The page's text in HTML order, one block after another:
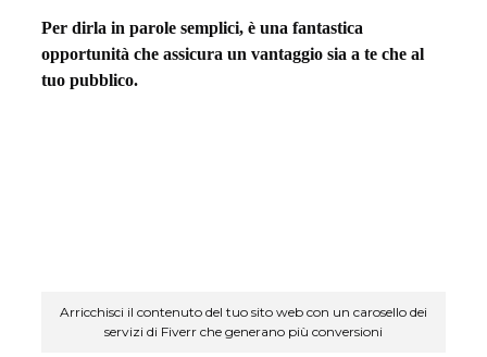
n
c
Per dirla in parole semplici, è una fantastica
opportunità che assicura un vantaggio sia a te che al
tuo pubblico.
Arricchisci il contenuto del tuo sito web con un carosello dei
servizi di Fiverr che generano più conversioni